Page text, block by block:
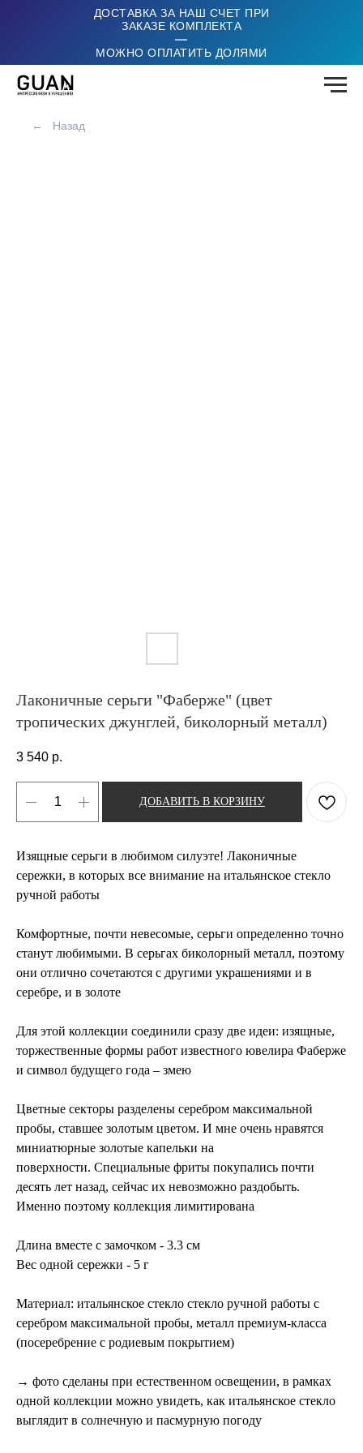
ДОСТАВКА ЗА НАШ СЧЕТ ПРИ
ЗАКАЗЕ КОМПЛЕКТА
|
МОЖНО ОПЛАТИТЬ ДОЛЯМИ
← Назад
Лаконичные серьги "Фаберже" (цвет
тропических джунглей, биколорный металл)
3 540 р.
ДОБАВИТЬ В КОРЗИНУ
Изящные серьги в любимом силуэте! Лаконичные
сережки, в которых все внимание на итальянское стекло
ручной работы
Комфортные, почти невесомые, серьги определенно точно
станут любимыми. В серьгах биколорный металл, поэтому
они отлично сочетаются с другими украшениями и в
серебре, и в золоте
Для этой коллекции соединили сразу две идеи: изящные,
торжественные формы работ известного ювелира Фаберже
и символ будущего года – змею
Цветные секторы разделены серебром максимальной
пробы, ставшее золотым цветом. И мне очень нравятся
миниатюрные золотые капельки на
поверхности. Специальные фриты покупались почти
десять лет назад, сейчас их невозможно раздобыть.
Именно поэтому коллекция лимитирована
Длина вместе с замочком - 3.3 см
Вес одной сережки - 5 г
Материал: ​итальянское стекло стекло ручной работы с
серебром максимальной пробы, металл премиум-класса
(посеребрение с родиевым покрытием)
→ фото сделаны при естественном освещении, в рамках
одной коллекции можно увидеть, как итальянское стекло
выглядит в солнечную и пасмурную погоду